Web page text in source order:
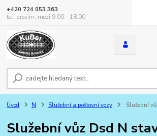
+420 724 053 363
tel. prosím, mezi 9.00 - 18.00
Úvod N Služební a poštovní vozy Služební
Služební vůz Dsd N